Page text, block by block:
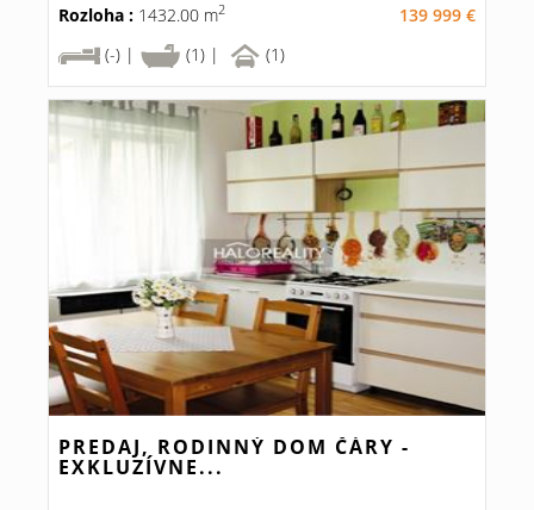
Rozloha : 1432.00 m2
139 999 €
(-) |
(1) | (1)
PREDAJ, RODINNÝ DOM ČÁRY -
EXKLUZÍVNE...